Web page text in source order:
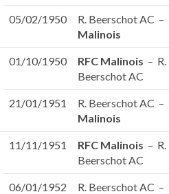
05/02/1950 R. Beerschot AC –
Malinois
01/10/1950 RFC Malinois – R.
Beerschot AC
21/01/1951 R. Beerschot AC –
Malinois
11/11/1951 RFC Malinois – R.
Beerschot AC
06/01/1952 R. Beerschot AC –